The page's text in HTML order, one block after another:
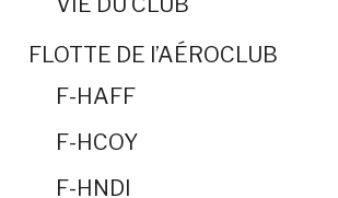
FLOTTE DE l’AÉROCLUB
F-HAFF
F-HCOY
F-HNDI